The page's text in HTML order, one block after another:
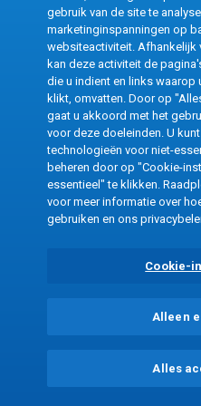
gebruik van de site te
marketinginspanningen op
websiteactiviteit. Afhankelijk
kan deze activiteit de
die u indient en links waarop
klikt, omvatten. Door op
gaat u akkoord met het
voor deze doeleinden. U
technologieën voor niet-
beheren door op "Cookie-
essentieel" te klikken.
voor meer informatie over
gebruiken en ons
Cookie-
Alleen
Alles